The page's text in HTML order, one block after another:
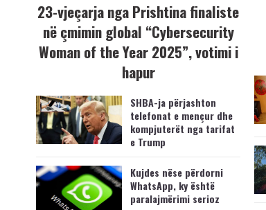
23-vjeçarja nga Prishtina finaliste
në çmimin global “Cybersecurity
Woman of the Year 2025”, votimi i
hapur
SHBA-ja përjashton
telefonat e mençur dhe
kompjuterët nga tarifat
e Trump
Kujdes nëse përdorni
WhatsApp, ky është
paralajmërimi serioz